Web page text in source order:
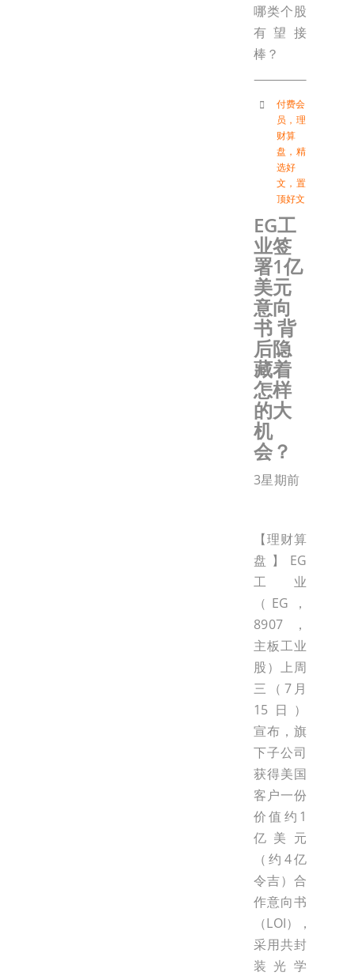
哪类个股
有望接
棒？
付费会
员 ， 理
财算
盘 ， 精
选好
文 ， 置
顶好文
EG工
业签
署1亿
美元
意向
书 背
后隐
藏着
怎样
的大
机
会？
3星期前
【理财算
盘】EG
工业
（EG，
8907，
主板工业
股）上周
三（7月
15日）
宣布，旗
下子公司
获得美国
客户一份
价值约1
亿美元
（约4亿
令吉）合
作意向书
（LOI），
采用共封
装光学